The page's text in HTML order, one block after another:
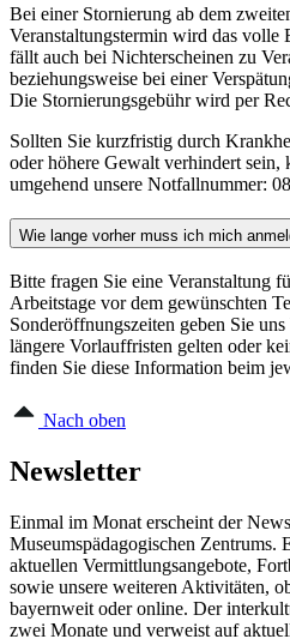
Bei einer Stornierung ab dem
Veranstaltungstermin wird das volle
fällt auch bei Nichterscheinen zu
beziehungsweise bei einer
Die Stornierungsgebühr wird per
Sollten Sie kurzfristig durch
oder höhere Gewalt verhindert sein,
umgehend unsere Notfallnummer:
Wie lange vorher muss ich mich
Bitte fragen Sie eine Veranstaltung
Arbeitstage vor dem gewünschten
Sonderöffnungszeiten geben Sie
längere Vorlauffristen gelten oder
finden Sie diese Information beim
Nach oben
Newsletter
Einmal im Monat erscheint der
Museumspädagogischen Zentrums.
aktuellen Vermittlungsangebote,
sowie unsere weiteren Aktivitäten,
bayernweit oder online. Der
zwei Monate und verweist auf